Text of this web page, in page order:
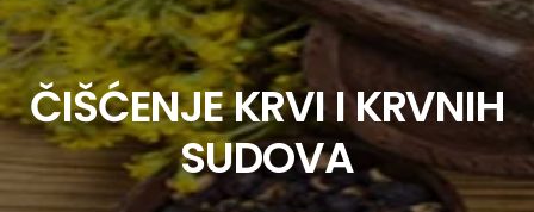
ČIŠĆENJE KRVI I KRVNIH
SUDOVA